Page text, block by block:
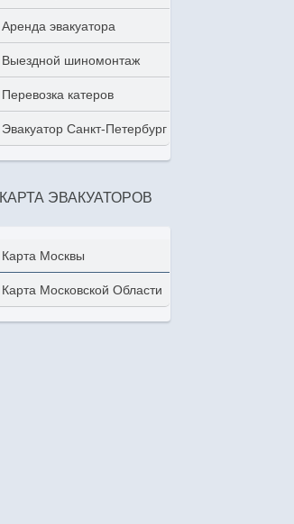
Аренда эвакуатора
Выездной шиномонтаж
Перевозка катеров
Эвакуатор Санкт-Петербург
КАРТА ЭВАКУАТОРОВ
Карта Москвы
Карта Московской Области